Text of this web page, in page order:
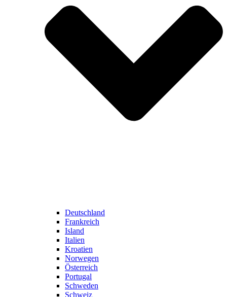
Deutschland
Frankreich
Island
Italien
Kroatien
Norwegen
Österreich
Portugal
Schweden
Schweiz